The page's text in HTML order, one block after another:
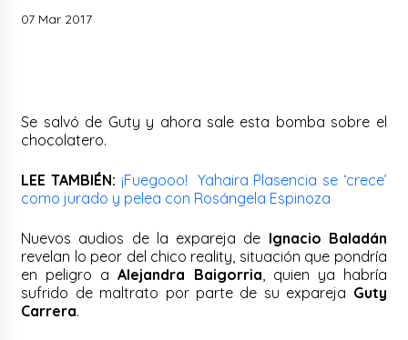
07 Mar 2017
Se salvó de Guty y ahora sale esta bomba sobre el
chocolatero.
LEE TAMBIÉN: ¡Fuegooo! Yahaira Plasencia se ‘crece’
como jurado y pelea con Rosángela Espinoza
Nuevos audios de la expareja de Ignacio Baladán
revelan lo peor del chico reality, situación que pondría
en peligro aAlejandra Baigorria , quien ya habría
sufrido de maltrato por parte de su expareja Guty
Carrera.